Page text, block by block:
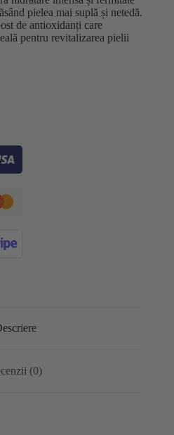
pielea mai suplă și netedă.
de antioxidanți care
pentru revitalizarea pielii
(0)